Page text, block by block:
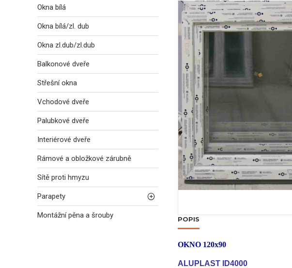
Okna bílá
Okna bílá/zl. dub
Okna zl.dub/zl.dub
Balkonové dveře
Střešní okna
Vchodové dveře
Palubkové dveře
Interiérové dveře
Rámové a obložkové zárubně
Sítě proti hmyzu
Parapety
Montážní pěna a šrouby POPIS
OKNO 120x90
ALUPLAST ID4000